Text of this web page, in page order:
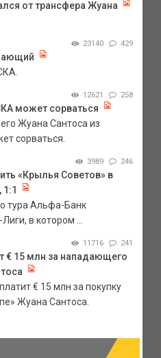
от трансфера Жуана
23140 429
12621 258
может сорваться
Жуана Сантоса из
сорваться.
3989 246
«Крылья Советов» в
тура Альфа-Банк
в котором ...
11716 241
€ 15 млн за нападающего
€ 15 млн за покупку
Жуана Сантоса.